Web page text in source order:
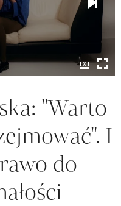
"Warto
I
do